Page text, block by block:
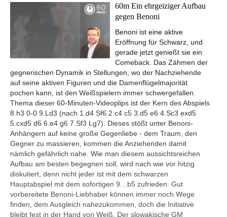
60m Ein ehrgeiziger Aufbau
gegen Benoni
Benoni ist eine aktive
Eröffnung für Schwarz, und
gerade jetzt genießt sie ein
Comeback. Das Zähmen der
gegnerischen Dynamik in Stellungen, wo der Nachziehende
auf seine aktiven Figuren und die Damenflügelmajorität
pochen kann, ist den Weißspielern immer schwergefallen.
Thema dieser 60-Minuten-Videoplips ist der Kern des Abspiels
8.h3 0-0 9.Ld3 (nach 1.d4 Sf6 2.c4 c5 3.d5 e6 4.Sc3 exd5
5.cxd5 d6 6.e4 g6 7.Sf3 Lg7). Dieses stößt unter Benoni-
Anhängern auf keine große Gegenliebe - dem Traum, den
Gegner zu massieren, kommen die Anziehenden damit
nämlich gefährlich nahe. Wie man diesem aussichtsreichen
Aufbau am besten begegnen soll, wird nach wie vor hitzig
diskutiert, denn nicht jeder ist mit dem schwarzen
Hauptabspiel mit dem sofortigen 9…b5 zufrieden. Gut
vorbereitete Benoni-Liebhaber können immer noch Wege
finden, dem Ausgleich nahezukommen, doch die Initiative
bleibt fest in der Hand von Weiß. Der slowakische GM